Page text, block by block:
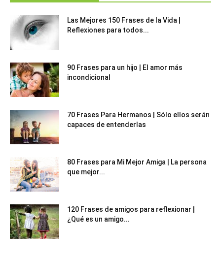
Las Mejores 150 Frases de la Vida |
Reflexiones para todos...
90 Frases para un hijo | El amor más
incondicional
70 Frases Para Hermanos | Sólo ellos serán
capaces de entenderlas
80 Frases para Mi Mejor Amiga | La persona
que mejor...
120 Frases de amigos para reflexionar |
¿Qué es un amigo...